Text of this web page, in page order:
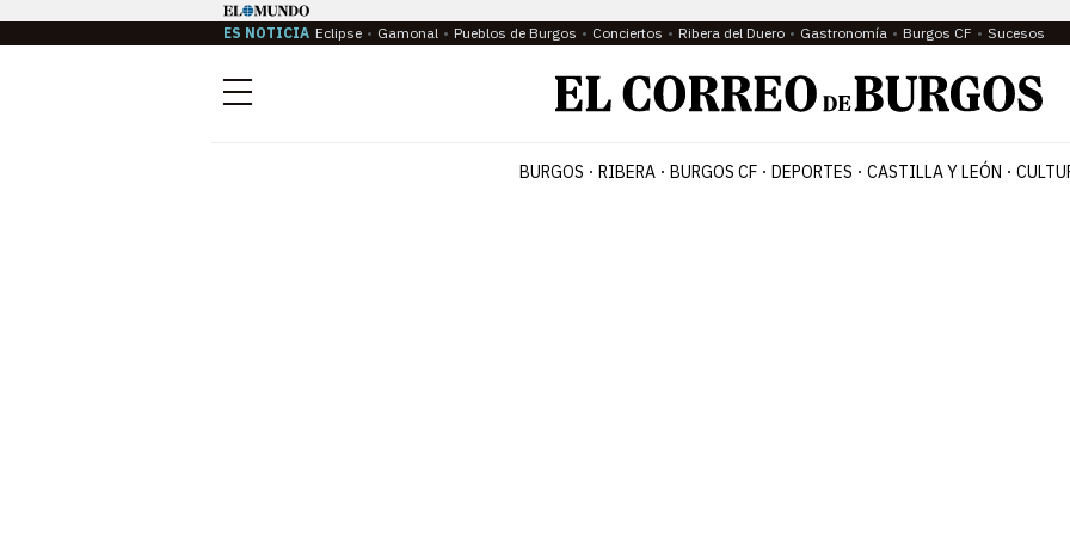
ES NOTICIA Eclipse Gamonal Pueblos de Burgos Conciertos Ribera del Duero Gastronomía Burgos CF Sucesos
Menú
BURGOS RIBERA BURGOS CF DEPORTES CASTILLA Y LEÓN